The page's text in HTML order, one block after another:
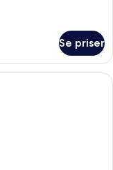
Se priser
med en stor seng,